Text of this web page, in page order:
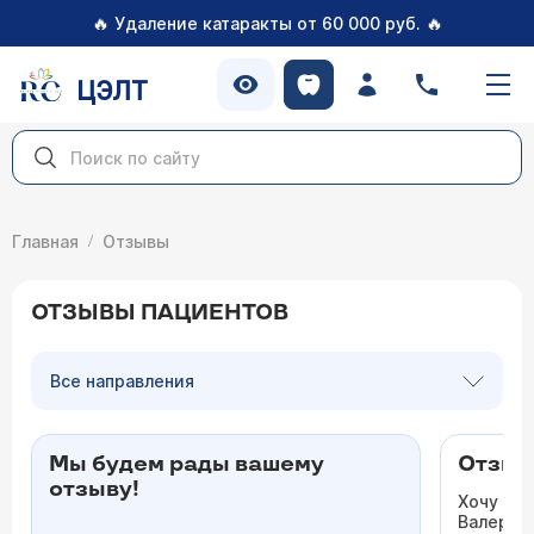
🔥 Удаление катаракты от 60 000 руб. 🔥
ЦЭЛТ
Главная Отзывы
ОТЗЫВЫ ПАЦИЕНТОВ
Все направления
Мы будем рады вашему
отзыву!
Хочу